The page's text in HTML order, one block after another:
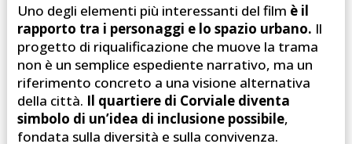
Uno degli elementi più interessanti del film è il
rapporto tra i personaggi e lo spazio urbano. Il
progetto di riqualificazione che muove la trama
non è un semplice espediente narrativo, ma un
riferimento concreto a una visione alternativa
della città. Il quartiere di Corviale diventa
simbolo di un’idea di inclusione possibile,
fondata sulla diversità e sulla convivenza.